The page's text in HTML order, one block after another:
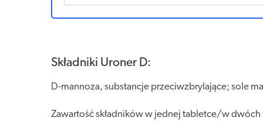
Składniki Uroner D:
D-mannoza, substancje przeciwzbrylające; sole
Zawartość składników w jednej tabletce/w